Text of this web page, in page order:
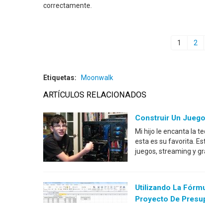
correctamente.
1 2
Etiquetas: Moonwalk
ARTÍCULOS RELACIONADOS
Construir Un
Mi hijo le encanta la
esta es su favorita.
juegos, streaming y
Utilizando La
Proyecto De